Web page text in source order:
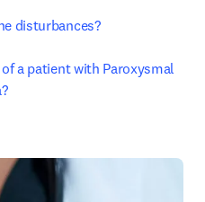
disturbances?
a patient with Paroxysmal